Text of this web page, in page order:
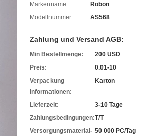
Markenname:
Robon
Modellnummer:
AS568
Zahlung und Versand AGB:
Min Bestellmenge:
200 USD
Preis:
0.01-10
Verpackung
Informationen:
Karton
Lieferzeit:
3-10 Tage
Zahlungsbedingungen:T/T
Versorgungsmaterial- 50 000 PC/Tag